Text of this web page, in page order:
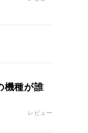
機種が誰
レビュー